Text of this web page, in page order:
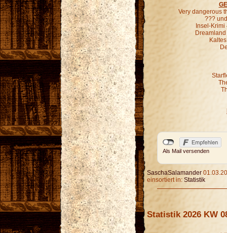
Very dangerous
???
Insel-Krimi
Als Mail versenden
SaschaSalamander
einsortiert in: Statistik
Statistik 2026 KW